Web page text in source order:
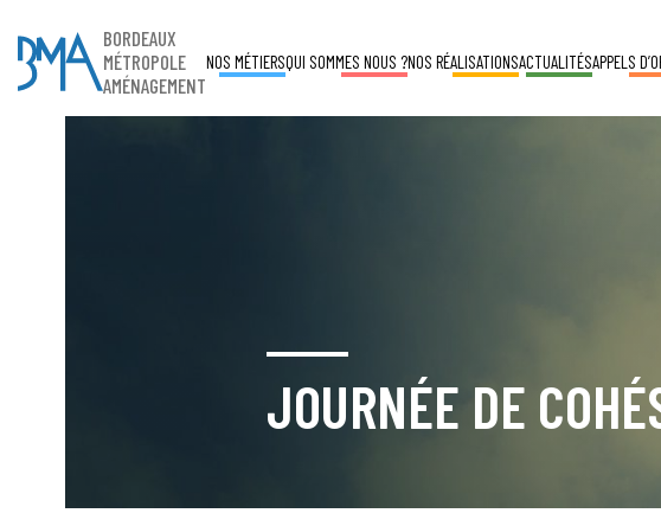
BORDEAUX
MÉTROPOLE
AMÉNAGEMENT
NOS MÉTIERSQUI SOMMES NOUS ?NOS RÉALISATIONSACTUALITÉSAPPELS
JOURNÉE DE